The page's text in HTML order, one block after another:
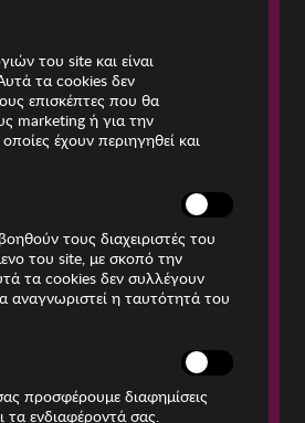
Για τηλεφωνικές
παραγγελίες καλέστε
211 18 94 400
9:30 - 14:30 & 24ώρες
Αριθμός Γ.Ε.Μη.:
009456401000
του site και είναι
τα cookies δεν
επισκέπτες που θα
marketing ή για την
έχουν περιηγηθεί και
τους διαχειριστές του
του site, με σκοπό την
τα cookies δεν συλλέγουν
αναγνωριστεί η ταυτότητά του
προσφέρουμε διαφημίσεις
τα ενδιαφέροντά σας.